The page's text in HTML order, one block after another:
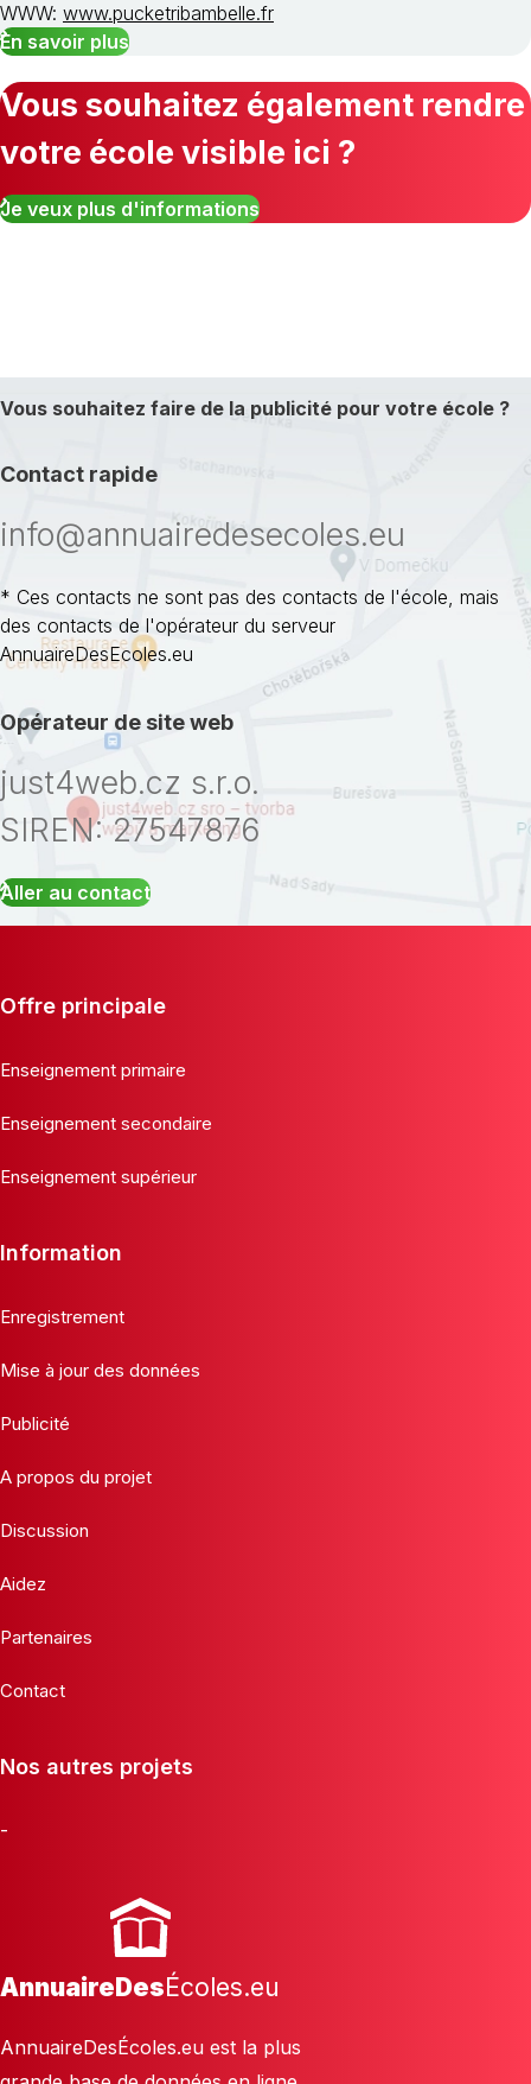
WWW: www.pucketribambelle.fr
En savoir plus
Vous souhaitez également rendre
votre école visible ici ?
Je veux plus d'informations
Vous souhaitez faire de la publicité pour votre école ?
Contact rapide
info@annuairedesecoles.eu
* Ces contacts ne sont pas des contacts de l'école, mais
des contacts de l'opérateur du serveur
AnnuaireDesEcoles.eu
Opérateur de site web
just4web.cz s.r.o.
SIREN: 27547876
Aller au contact
Offre principale
Enseignement primaire
Enseignement secondaire
Enseignement supérieur
Information
Enregistrement
Mise à jour des données
Publicité
A propos du projet
Discussion
Aidez
Partenaires
Contact
Nos autres projets
-
AnnuaireDesÉcoles.eu
AnnuaireDesÉcoles.eu est la plus